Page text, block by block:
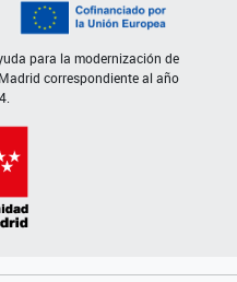
para la modernización de
correspondiente al año